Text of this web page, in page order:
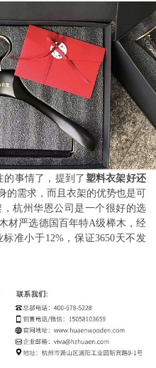
的事情了，提到了 塑料衣架好还
的需求，而且衣架的优势也是可
杭州华恩公司是一个很好的选
材严选德国百年特A级榉木，经
准小于12%，保证3650天不发